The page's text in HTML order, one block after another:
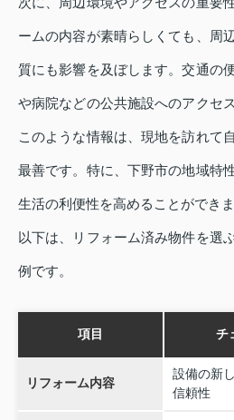
ームの内容が素晴らしくても、周
質にも影響を及ぼします。交通の
や病院などの公共施設へのアクセ
このような情報は、現地を訪れて
最善です。特に、下野市の地域特
生活の利便性を高めることができま
以下は、リフォーム済み物件を選
例です。
項目 チ
リフォーム内容
設備の新
信頼性